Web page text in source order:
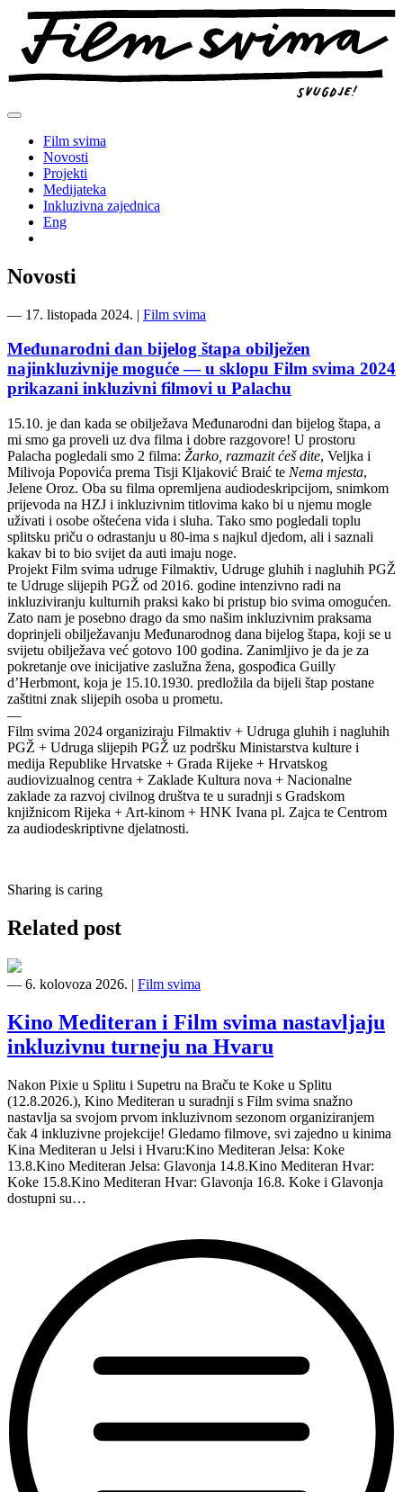
Preskoči
sadržaj
Film svima
Novosti
Projekti
Medijateka
Inkluzivna zajednica
Eng
Novosti
― 17. listopada 2024. | Film svima
Međunarodni dan bijelog štapa obilježen
najinkluzivnije moguće — u sklopu Film svima 2024
prikazani inkluzivni filmovi u Palachu
15.10. je dan kada se obilježava Međunarodni dan bijelog štapa, a
mi smo ga proveli uz dva filma i dobre razgovore! U prostoru
Palacha pogledali smo 2 filma: Žarko, razmazit ćeš dite, Veljka i
Milivoja Popovića prema Tisji Kljaković Braić te Nema mjesta,
Jelene Oroz. Oba su filma opremljena audiodeskripcijom, snimkom
prijevoda na HZJ i inkluzivnim titlovima kako bi u njemu mogle
uživati i osobe oštećena vida i sluha. Tako smo pogledali toplu
splitsku priču o odrastanju u 80-ima s najkul djedom, ali i saznali
kakav bi to bio svijet da auti imaju noge.
Projekt Film svima udruge Filmaktiv, Udruge gluhih i nagluhih PGŽ
te Udruge slijepih PGŽ od 2016. godine intenzivno radi na
inkluziviranju kulturnih praksi kako bi pristup bio svima omogućen.
Zato nam je posebno drago da smo našim inkluzivnim praksama
doprinjeli obilježavanju Međunarodnog dana bijelog štapa, koji se u
svijetu obilježava već gotovo 100 godina. Zanimljivo je da je za
pokretanje ove inicijative zaslužna žena, gospođica Guilly
d’Herbmont, koja je 15.10.1930. predložila da bijeli štap postane
zaštitni znak slijepih osoba u prometu.
—
Film svima 2024 organiziraju Filmaktiv + Udruga gluhih i nagluhih
PGŽ + Udruga slijepih PGŽ uz podršku Ministarstva kulture i
medija Republike Hrvatske + Grada Rijeke + Hrvatskog
audiovizualnog centra + Zaklade Kultura nova + Nacionalne
zaklade za razvoj civilnog društva te u suradnji s Gradskom
knjižnicom Rijeka + Art-kinom + HNK Ivana pl. Zajca te Centrom
za audiodeskriptivne djelatnosti.
Sharing is caring
Related post
― 6. kolovoza 2026. | Film svima
Kino Mediteran i Film svima nastavljaju
inkluzivnu turneju na Hvaru
Nakon Pixie u Splitu i Supetru na Braču te Koke u Splitu
(12.8.2026.), Kino Mediteran u suradnji s Film svima snažno
nastavlja sa svojom prvom inkluzivnom sezonom organiziranjem
čak 4 inkluzivne projekcije! Gledamo filmove, svi zajedno u kinima
Kina Mediteran u Jelsi i Hvaru:Kino Mediteran Jelsa: Koke
13.8.Kino Mediteran Jelsa: Glavonja 14.8.Kino Mediteran Hvar:
Koke 15.8.Kino Mediteran Hvar: Glavonja 16.8. Koke i Glavonja
dostupni su…